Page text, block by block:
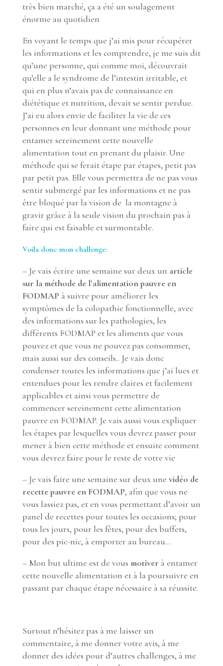
très bien marché, ça a été un soulagement
énorme au quotidien
En voyant le temps que j’ai mis pour récupérer
les informations et les comprendre, je me suis dit
qu’une personne, qui comme moi, découvrait
qu’elle a le syndrome de l’intestin irritable, et
qui en plus n’avais pas de connaissance en
diététique et nutrition, devait se sentir perdue.
J’ai eu alors envie de faciliter la vie de ces
personnes en leur donnant une méthode pour
entamer sereinement cette nouvelle
alimentation tout en prenant du plaisir. Une
méthode qui se ferait étape par étapes, petit pas
par petit pas. Elle vous permettra de ne pas vous
sentir submergé par les informations et ne pas
être bloqué par la vision de la montagne à
gravir grâce à la seule vision du prochain pas à
faire qui est faisable et surmontable.
Voila donc mon challenge:
– Je vais écrire une semaine sur deux un article
sur la méthode de l’alimentation pauvre en
FODMAP à suivre pour améliorer les
symptômes de la colopathie fonctionnelle, avec
des informations sur les pathologies, les
différents FODMAP et les aliments que vous
pouvez et que vous ne pouvez pas consommer,
mais aussi sur des conseils.. Je vais donc
condenser toutes les informations que j’ai lues et
entendues pour les rendre claires et facilement
applicables et ainsi vous permettre de
commencer sereinement cette alimentation
pauvre en FODMAP. Je vais aussi vous expliquer
les étapes par lesquelles vous devrez passer pour
mener à bien cette méthode et ensuite comment
vous devrez faire pour le reste de votre vie
– Je vais faire une semaine sur deux une vidéo de
recette pauvre en FODMAP, afin que vous ne
vous lassiez pas, et en vous permettant d’avoir un
panel de recettes pour toutes les occasions; pour
tous les jours, pour les fêtes, pour des buffets,
pour des pic-nic, à emporter au bureau…
– Mon but ultime est de vous motiver à entamer
cette nouvelle alimentation et à la poursuivre en
passant par chaque étape nécessaire à sa réussite.
Surtout n’hésitez pas à me laisser un
commentaire, à me donner votre avis, à me
donner des idées pour d’autres challenges, à me